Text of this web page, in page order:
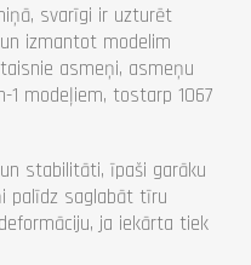
svarīgi ir uzturēt
izmantot modelim
asmeņi, asmeņu
modeļiem, tostarp 1067
stabilitāti, īpaši garāku
palīdz saglabāt tīru
ja iekārta tiek